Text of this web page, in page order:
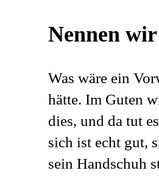
Nennen
Was wäre ein
hätte. Im Guten
dies, und da tut
sich ist echt gut,
sein Handschuh